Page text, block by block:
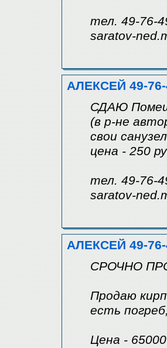
тел. 49-76-
saratov-
АЛЕКСЕЙ 49-76-
СДАЮ
(в р-не
свои
цена - 250
тел. 49-76-
saratov-
АЛЕКСЕЙ 49-76-
СРОЧНО
Продаю
есть
Цена -